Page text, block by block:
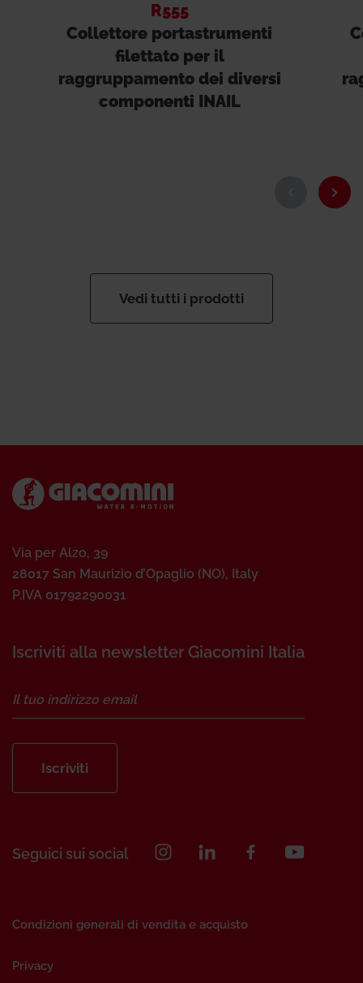
R555
Collettore portastrumenti
filettato per il
raggruppamento dei diversi
componenti INAIL
Vedi tutti i prodotti
Via per Alzo, 39
28017 San Maurizio d’Opaglio (NO), Italy
P.IVA 01792290031
Iscriviti alla newsletter Giacomini Italia
Iscriviti
Seguici sui social
Condizioni generali di vendita e acquisto
Privacy